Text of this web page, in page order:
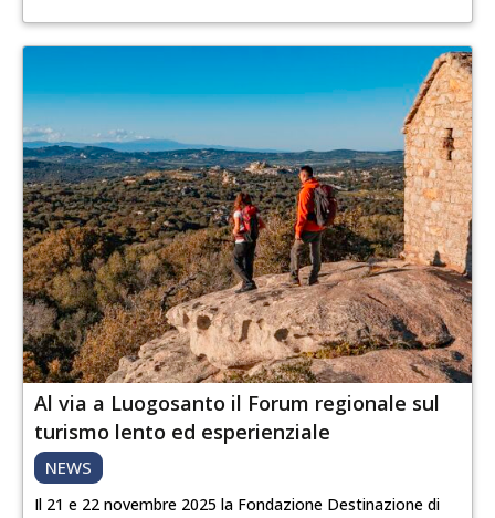
Al via a Luogosanto il Forum regionale sul
turismo lento ed esperienziale
NEWS
Il 21 e 22 novembre 2025 la Fondazione Destinazione di